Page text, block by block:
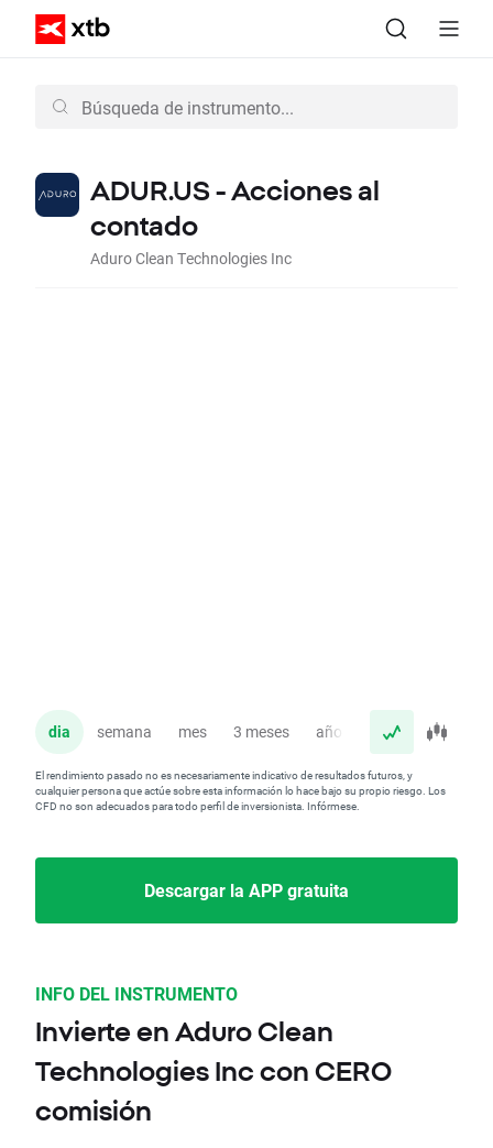
ADUR.US - Acciones al
contado
Aduro Clean Technologies Inc
dia semana mes 3 meses año
El rendimiento pasado no es necesariamente indicativo de resultados futuros, y
cualquier persona que actúe sobre esta información lo hace bajo su propio riesgo. Los
CFD no son adecuados para todo perfil de inversionista. Infórmese.
Descargar la APP gratuita
INFO DEL INSTRUMENTO
Invierte en Aduro Clean
Technologies Inc con CERO
comisión